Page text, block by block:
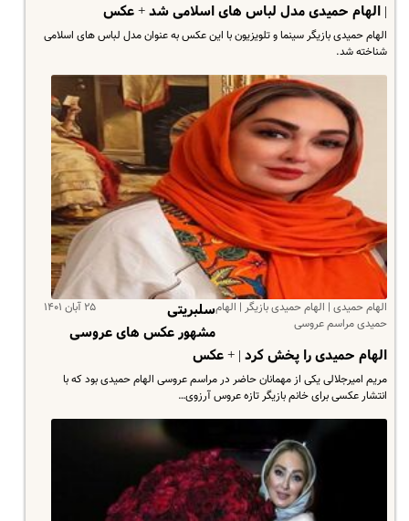
| الهام حمیدی مدل لباس های اسلامی شد + عکس
الهام حمیدی بازیگر سینما و تلویزیون با این عکس به عنوان مدل لباس های اسلامی
شناخته شد.
الهام حمیدی | الهام حمیدی بازیگر | الهام
حمیدی مراسم عروسی
۲۵ آبان ۱۴۰۱
سلبریتی
مشهور عکس های عروسی
الهام حمیدی را پخش کرد | + عکس
مریم امیرجلالی یکی از مهمانان حاضر در مراسم عروسی الهام حمیدی بود که با
انتشار عکسی برای خانم بازیگر تازه عروس آرزوی…